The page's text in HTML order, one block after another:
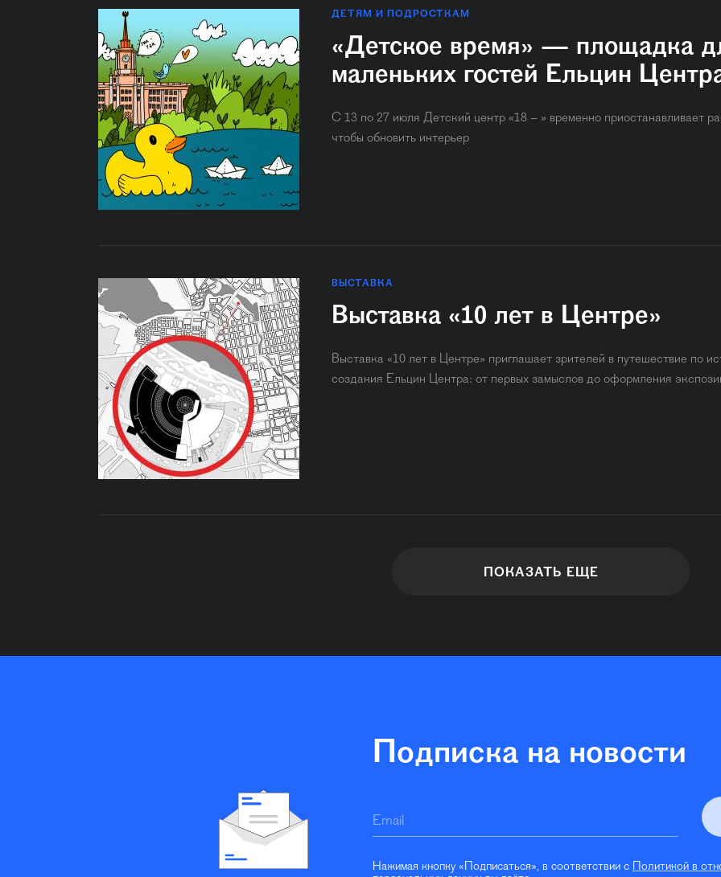
ДЕТЯМ И ПОДРОСТКАМ
«Детское время» — площадка
маленьких гостей Ельцин
С 13 по 27 июля Детский центр «18 – » временно приостанавливает
чтобы обновить интерьер
ВЫСТАВКА
Выставка «10 лет в Центре»
Выставка «10 лет в Центре» приглашает зрителей в путешествие по
создания Ельцин Центра: от первых замыслов до оформления
ПОКАЗАТЬ ЕЩЕ
Подписка на новости
Email
Нажимая кнопку «Подписаться», в соответствии с Политикой в